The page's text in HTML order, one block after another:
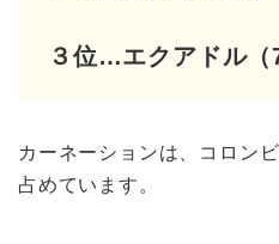
３位…エクアドル（
カーネーションは、コロン
占めています。